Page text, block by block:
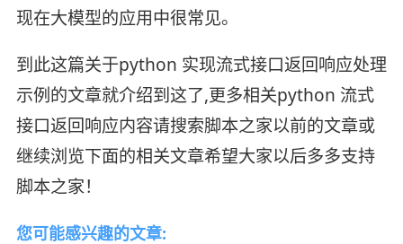
现在大模型的应用中很常见。
到此这篇关于python 实现流式接口返回响应处理
示例的文章就介绍到这了,更多相关python 流式
接口返回响应内容请搜索脚本之家以前的文章或
继续浏览下面的相关文章希望大家以后多多支持
脚本之家！
您可能感兴趣的文章: